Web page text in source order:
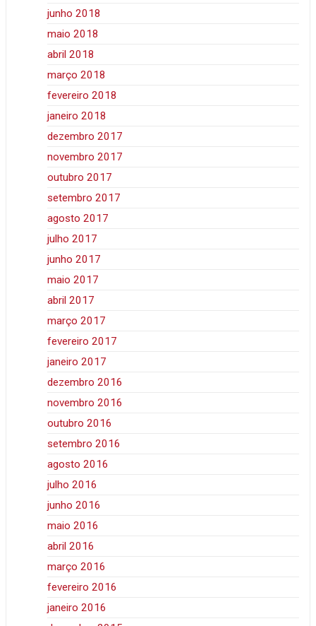
junho 2018
maio 2018
abril 2018
março 2018
fevereiro 2018
janeiro 2018
dezembro 2017
novembro 2017
outubro 2017
setembro 2017
agosto 2017
julho 2017
junho 2017
maio 2017
abril 2017
março 2017
fevereiro 2017
janeiro 2017
dezembro 2016
novembro 2016
outubro 2016
setembro 2016
agosto 2016
julho 2016
junho 2016
maio 2016
abril 2016
março 2016
fevereiro 2016
janeiro 2016